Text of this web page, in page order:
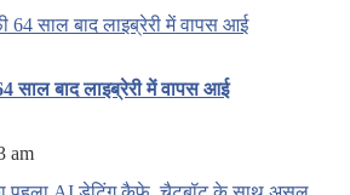
साल बाद लाइब्रेरी में वापस आई
am